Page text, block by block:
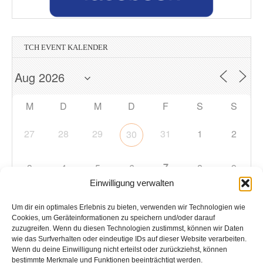
Einwilligung verwalten
Um dir ein optimales Erlebnis zu bieten, verwenden wir Technologien wie
Cookies, um Geräteinformationen zu speichern und/oder darauf
zuzugreifen. Wenn du diesen Technologien zustimmst, können wir Daten
wie das Surfverhalten oder eindeutige IDs auf dieser Website verarbeiten.
Wenn du deine Einwilligung nicht erteilst oder zurückziehst, können
bestimmte Merkmale und Funktionen beeinträchtigt werden.
TCH EVENT KALENDER
M D M D F S S
27 28 29 30 31 1 2
3 4 5 6 7 8 9
10 11 12 13 14 15
17 18 19 20 21 22 23